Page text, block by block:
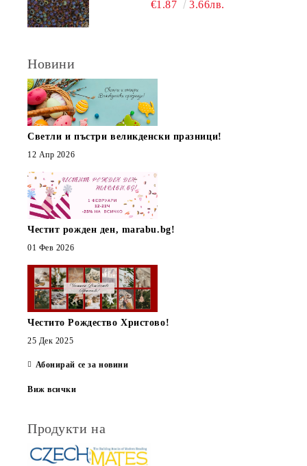
€1.87 3.66лв.
Новини
Светли и пъстри великденски празници!
12 Апр 2026
Честит рожден ден, marabu.bg!
01 Фев 2026
Честито Рождество Христово!
25 Дек 2025
Абонирай се за новини
Виж всички
Продукти на